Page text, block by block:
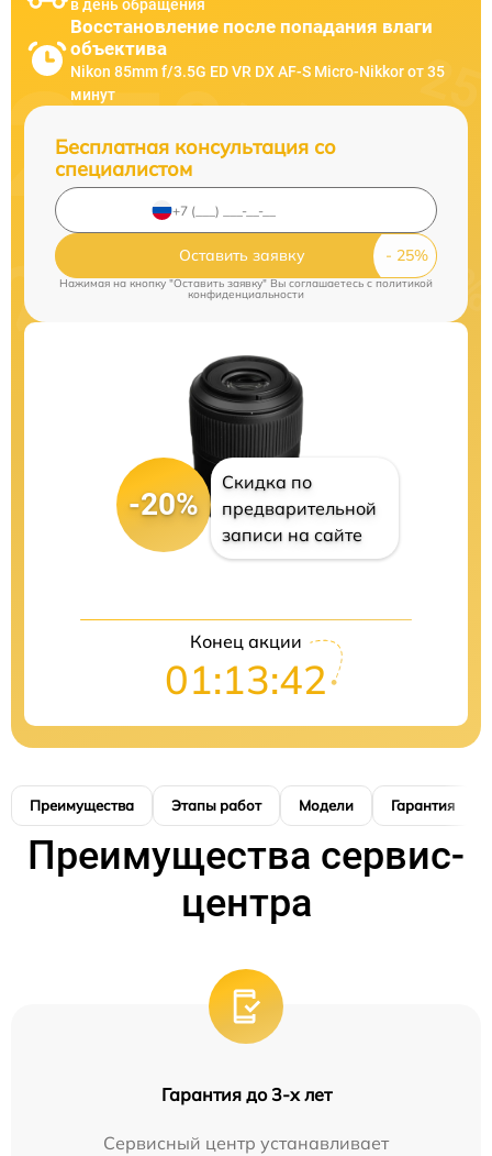
в день обращения
Восстановление после попадания влаги
объектива
Nikon 85mm f/3.5G ED VR DX AF-S Micro-Nikkor от 35
минут
Бесплатная консультация со
специалистом
Оставить заявку
Нажимая на кнопку "Оставить заявку" Вы соглашаетесь cполитикой
конфиденциальности
-20%
Скидка по
предварительной
записи на сайте
Конец акции
01:13:41
Преимущества Этапы работ Модели Гарантия
Преимущества сервис-
центра
Гарантия до 3-х лет
Сервисный центр устанавливает